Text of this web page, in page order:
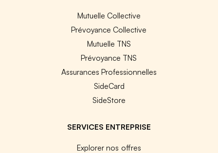
Mutuelle Collective
Prévoyance Collective
Mutuelle TNS
Prévoyance TNS
Assurances Professionnelles
SideCard
SideStore
SERVICES ENTREPRISE
Explorer nos offres